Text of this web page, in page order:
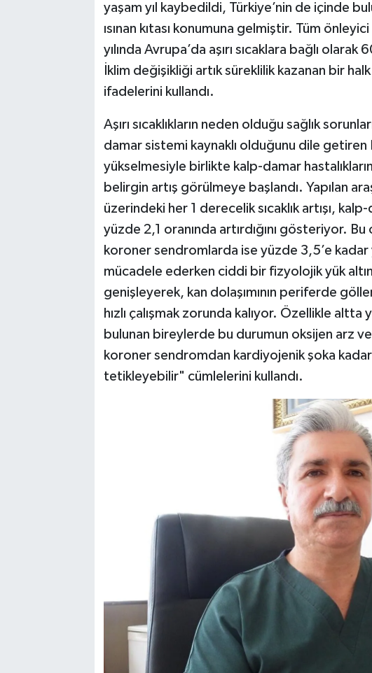
yaşam yıl kaybedildi, Türkiye’nin de içinde
ısınan kıtası konumuna gelmiştir. Tüm
yılında Avrupa’da aşırı sıcaklara bağlı
İklim değişikliği artık süreklilik kazanan bir
ifadelerini kullandı.
Aşırı sıcaklıkların neden olduğu sağlık
damar sistemi kaynaklı olduğunu dile getiren
yükselmesiyle birlikte kalp-damar
belirgin artış görülmeye başlandı. Yapılan
üzerindeki her 1 derecelik sıcaklık artışı,
yüzde 2,1 oranında artırdığını gösteriyor.
koroner sendromlarda ise yüzde 3,5’e kadar
mücadele ederken ciddi bir fizyolojik yük
genişleyerek, kan dolaşımının periferde
hızlı çalışmak zorunda kalıyor. Özellikle altta
bulunan bireylerde bu durumun oksijen arz
koroner sendromdan kardiyojenik şoka
tetikleyebilir" cümlelerini kullandı.